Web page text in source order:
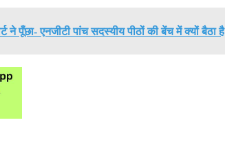
ने पूँछा- एनजीटी पांच सदस्यीय पीठों की बेंच में क्यों बैठा है